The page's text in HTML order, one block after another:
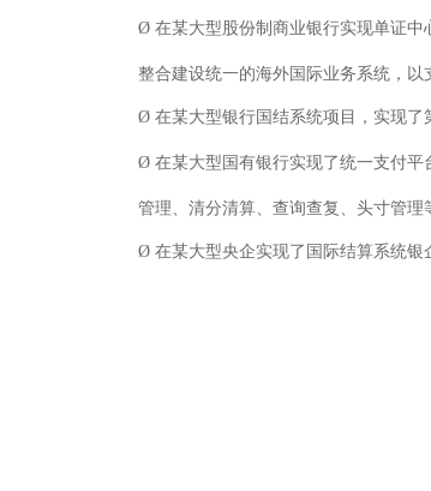
Ø 在某大型股份制商业银行实现单证
整合建设统一的海外国际业务系统，以
Ø 在某大型银行国结系统项目，实现了
Ø 在某大型国有银行实现了统一支付平
管理、清分清算、查询查复、头寸管理
Ø 在某大型央企实现了国际结算系统银